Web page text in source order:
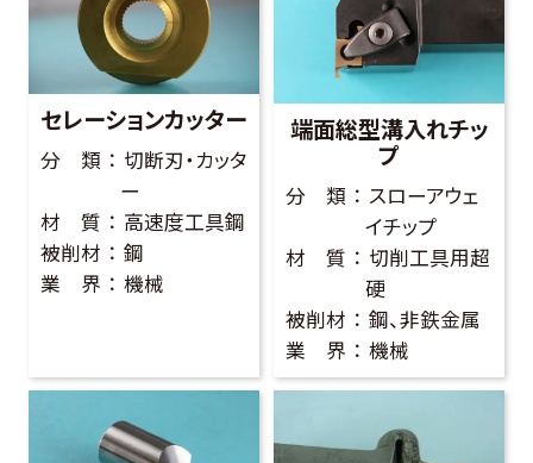
お客様の声
よくある質問
0274-62-1744
（平日：9:00 ~ 17:00)
オンライン工場見学
セレーションカッター
分 類
切断刃・カッタ
ー
材 質
高速度工具鋼
被削材
鋼
業 界
機械
端面総型溝入れチッ
プ
分 類
スローアウェ
イチップ
材 質
切削工具用超
硬
被削材
鋼、非鉄金属
業 界
機械